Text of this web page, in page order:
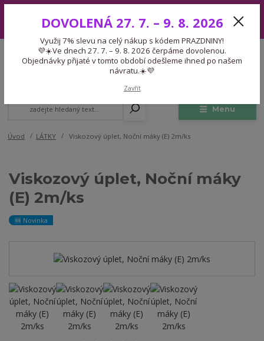
7. – 9. 8. 2026 čerpáme dovolenou. Objednávky přijaté v tomto období
odešleme ihned po našem návratu.☀️💜
Menu
CZK
Expedice 775 866 913
Po-Čt 9-15:30 Pá 9-14:30 Pauza 13-13:45
Úvod LÁTKY Viskozový úplet, Noční máky (E) 2m/ks
Viskozový úplet, Noční máky
(E) 2m/ks
🆕 Novinka
DOVOLENÁ 27. 7. – 9. 8. 2026
Využij 7% slevu na celý nákup s kódem PRAZDNINY!
💜☀️Ve dnech 27. 7. – 9. 8. 2026 čerpáme dovolenou.
Objednávky přijaté v tomto období odešleme ihned po našem
návratu.☀️💜
Zavřít